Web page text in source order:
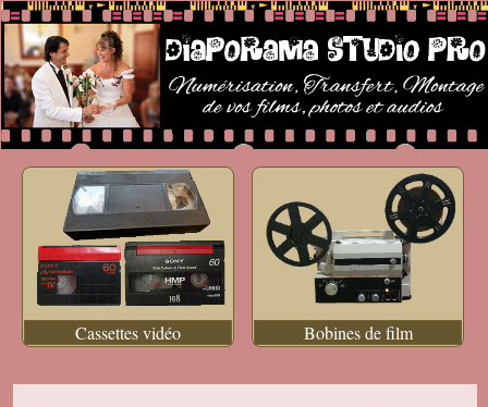
Cassettes vidéo Bobines de film